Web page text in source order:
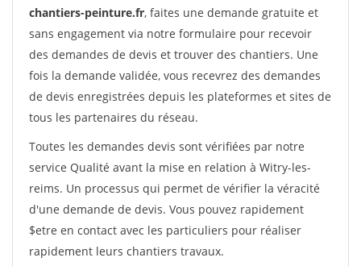
chantiers-peinture.fr, faites une demande gratuite et
sans engagement via notre formulaire pour recevoir
des demandes de devis et trouver des chantiers. Une
fois la demande validée, vous recevrez des demandes
de devis enregistrées depuis les plateformes et sites de
tous les partenaires du réseau.
Toutes les demandes devis sont vérifiées par notre
service Qualité avant la mise en relation à Witry-les-
reims. Un processus qui permet de vérifier la véracité
d'une demande de devis. Vous pouvez rapidement
$etre en contact avec les particuliers pour réaliser
rapidement leurs chantiers travaux.